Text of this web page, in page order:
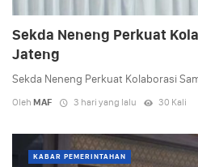
Sekda Neneng Perkuat
Jateng
Sekda Neneng Perkuat Kolaborasi
Oleh MAF 3 hari yang lalu 30 Kali
KABAR PEMERINTAHAN